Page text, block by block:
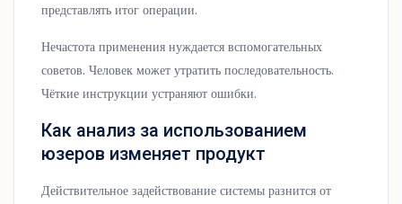
представлять итог операции.
Нечастота применения нуждается вспомогательных
советов. Человек может утратить последовательность.
Чёткие инструкции устраняют ошибки.
Как анализ за использованием
юзеров изменяет продукт
Действительное задействование системы разнится от